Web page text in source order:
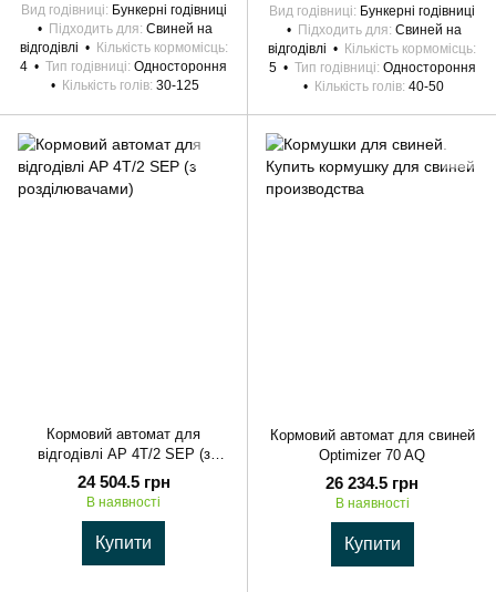
Вид годівниці
Бункерні годівниці
Підходить для Свиней на
відгодівлі
Кількість кормомісць
4
Тип годівниці Одностороння
Кількість голів 30-125
Вид годівниці
Бункерні годівниці
Підходить для Свиней на
відгодівлі
Кількість кормомісць
5
Тип годівниці Одностороння
Кількість голів 40-50
Кормовий автомат для
відгодівлі AP 4T/2 SEP (з
розділювачами)
24 504.5 грн
В наявності
Купити
Кормовий автомат для свиней
Optimizer 70 AQ
26 234.5 грн
В наявності
Купити